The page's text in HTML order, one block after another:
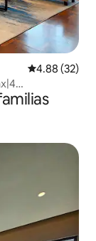
Calificación
4.88 (32)